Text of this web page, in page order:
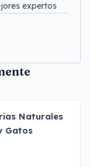
expertos
Naturales
Gatos